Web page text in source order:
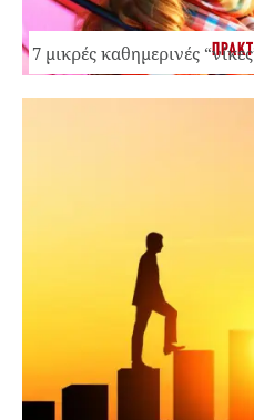
7 μικρές καθημερινές